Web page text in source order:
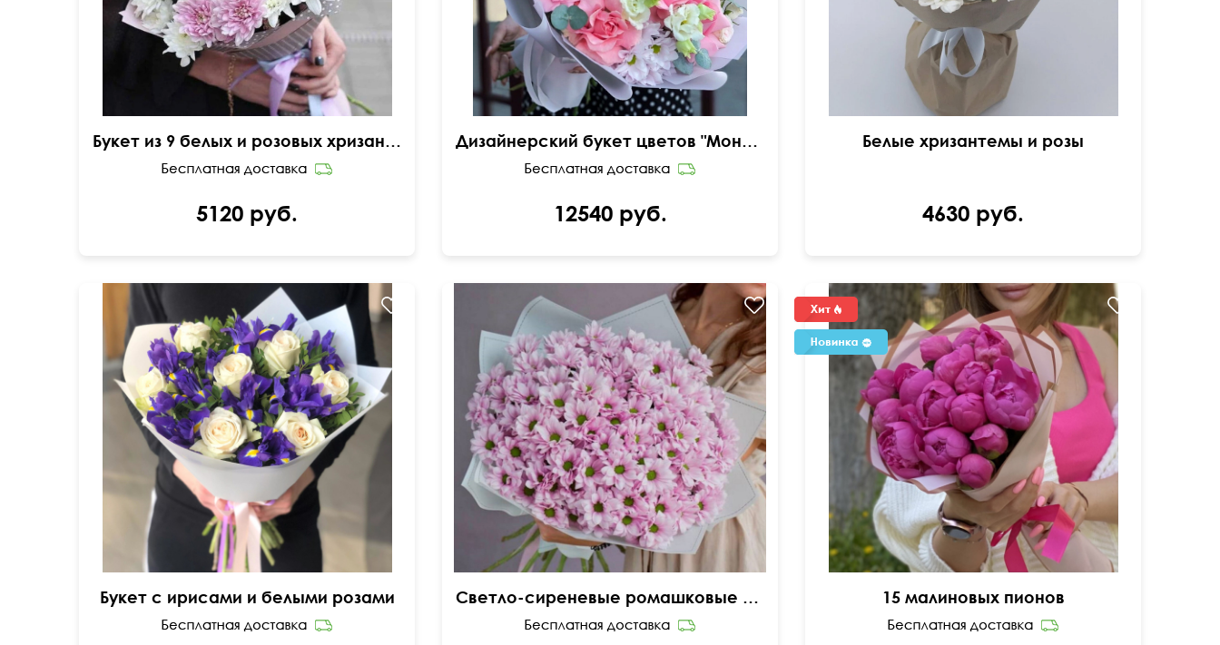
Букет из 9 белых и розовых хризантем
5120 руб.
Дизайнерский букет цветов "Моника"
12540 руб.
Белые хризантемы и розы
4630 руб.
50 см 40 см
Букет с ирисами и белыми розами Светло-сиреневые ромашковые хризантемы с оформлением 15 малиновых пионов